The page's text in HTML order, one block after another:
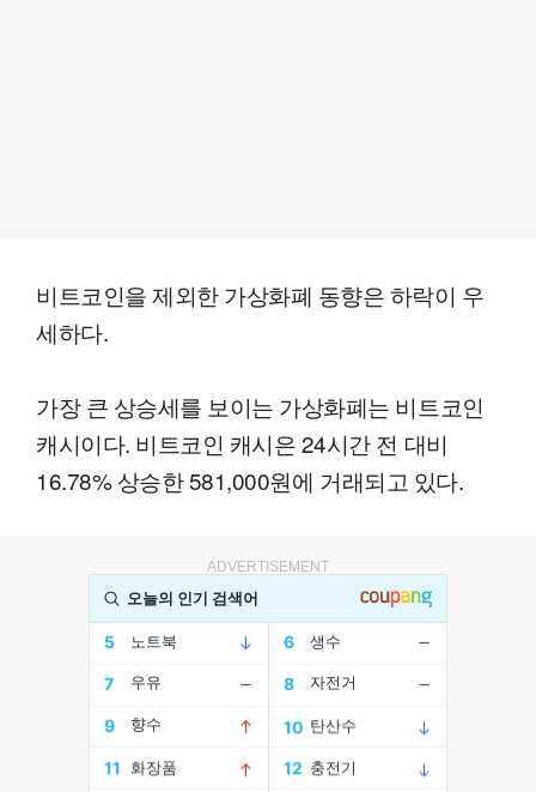
비트코인을 제외한 가상화폐 동향은 하락이 우
세하다.
가장 큰 상승세를 보이는 가상화폐는 비트코인
캐시이다. 비트코인 캐시은 24시간 전 대비
16.78% 상승한 581,000원에 거래되고 있다.
ADVERTISEMENT